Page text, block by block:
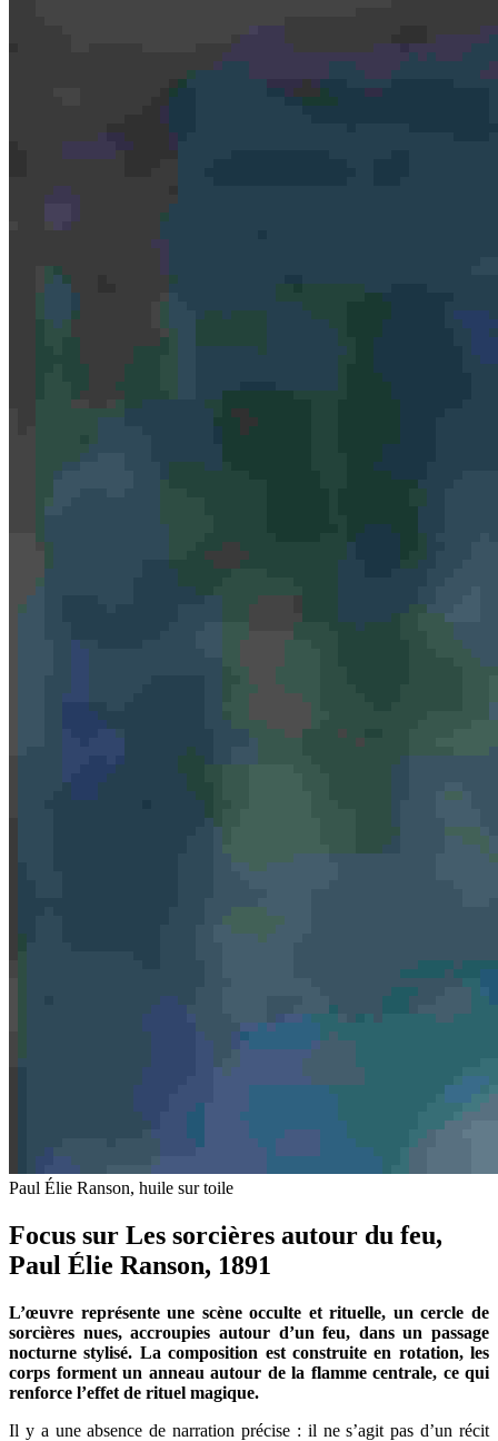
Paul Élie Ranson, huile sur toile
Focus sur Les sorcières autour du feu,
Paul Élie Ranson, 1891
L’œuvre représente une scène occulte et rituelle, un cercle de
sorcières nues, accroupies autour d’un feu, dans un passage
nocturne stylisé. La composition est construite en rotation, les
corps forment un anneau autour de la flamme centrale, ce qui
renforce l’effet de rituel magique.
Il y a une absence de narration précise : il ne s’agit pas d’un récit